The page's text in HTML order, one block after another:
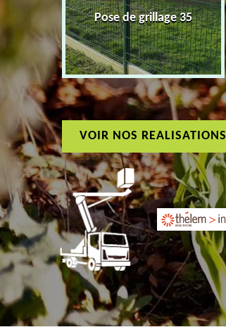
Pose de grillage 35
VOIR NOS REALISATIONS